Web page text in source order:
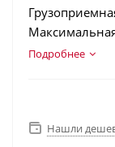
Аккумулятор.
Подробнее
Нашли